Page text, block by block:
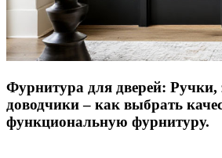
Фурнитура для дверей: Ручки,
доводчики – как выбрать
функциональную фурнитуру.